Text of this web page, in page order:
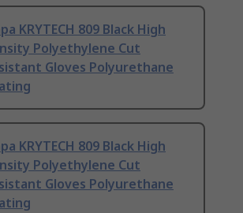
KRYTECH 809 Black High
Polyethylene Cut
Gloves Polyurethane
KRYTECH 809 Black High
Polyethylene Cut
Gloves Polyurethane